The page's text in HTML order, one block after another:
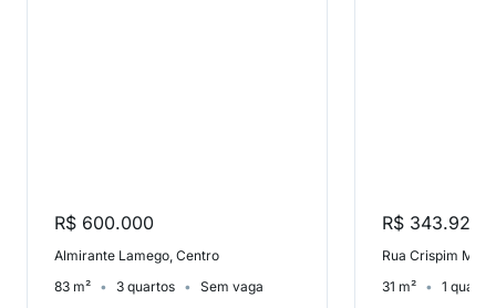
R$ 600.000
Almirante Lamego, Centro
83 m²
3 quartos Sem vaga
R$ 343.923
Rua Crispim
31 m²
1 quarto